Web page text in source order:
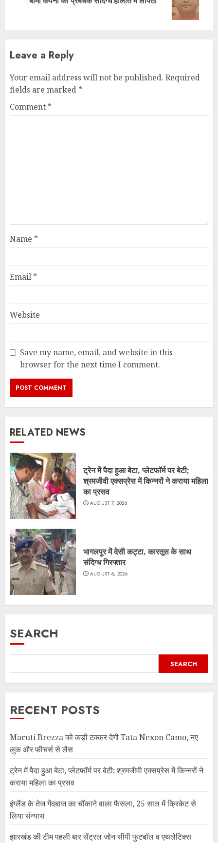
Leave a Reply
Your email address will not be published. Required
fields are marked *
Comment *
Name *
Email *
Website
Save my name, email, and website in this
browser for the next time I comment.
RELATED NEWS
ट्रेन में पैदा हुआ बेटा, प्लेटफॉर्म पर बेटी;
श्रमजीवी एक्सप्रेस में किन्नरों ने कराया महिला
का प्रसव
AUGUST 7, 2026
भागलपुर में देसी कट्टा, कारतूस के साथ
संदिग्ध गिरफ्तार
AUGUST 6, 2026
SEARCH
SEARCH
RECENT POSTS
Maruti Brezza को कड़ी टक्कर देगी Tata Nexon Camo, नए
लुक और फीचर्स से लैस
ट्रेन में पैदा हुआ बेटा, प्लेटफॉर्म पर बेटी; श्रमजीवी एक्सप्रेस में किन्नरों ने
कराया महिला का प्रसव
इंग्लैंड के तेज गेंदबाज का चौंकाने वाला फैसला, 25 साल में क्रिकेट से
लिया संन्यास
झारखंड की टीम पहली बार सेंट्रल जोन सीपी फुटबॉल व एथलेटिक्स